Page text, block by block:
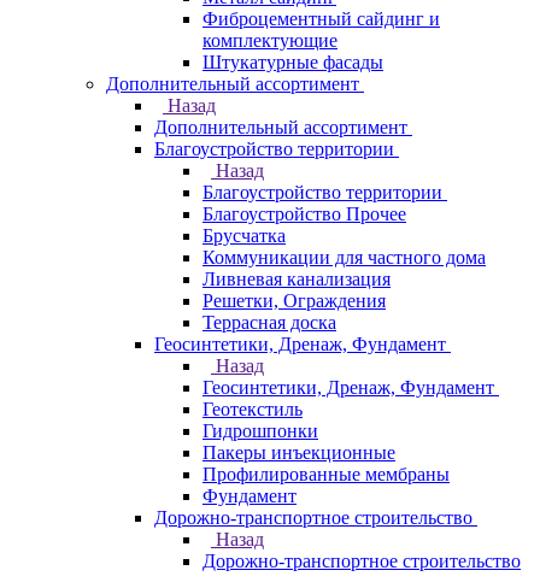
Фиброцементный сайдинг и
комплектующие
Штукатурные фасады
Дополнительный ассортимент
Назад
Дополнительный ассортимент
Благоустройство территории
Назад
Благоустройство территории
Благоустройство Прочее
Брусчатка
Коммуникации для частного дома
Ливневая канализация
Решетки, Ограждения
Террасная доска
Геосинтетики, Дренаж, Фундамент
Назад
Геосинтетики, Дренаж, Фундамент
Геотекстиль
Гидрошпонки
Пакеры инъекционные
Профилированные мембраны
Фундамент
Дорожно-транспортное строительство
Назад
Дорожно-транспортное строительство